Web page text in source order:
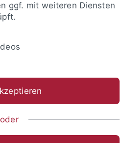
ggf. mit weiteren Diensten
oder